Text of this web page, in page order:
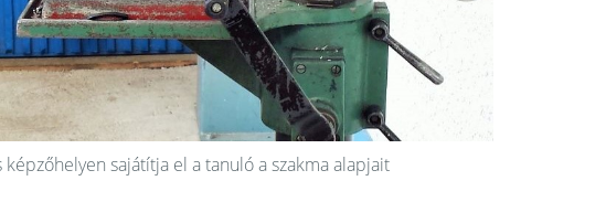
képzőhelyen sajátítja el a tanuló a szakma alapjait